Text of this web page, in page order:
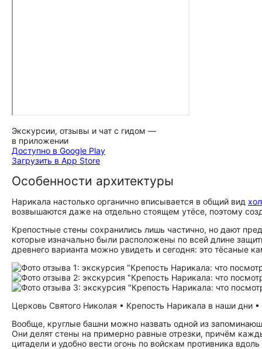
Экскурсии, отзывы и чат с гидом —
в приложении
Доступно в Google Play
Загрузить в App Store
Особенности архитектуры
Нарикала настолько органично вписывается в общий вид
возвышаются даже на отдельно стоящем утёсе, поэтому
Крепостные стены сохранились лишь частично, но дают
которые изначально были расположены по всей длине
древнего варианта можно увидеть и сегодня: это тёсаные
Церковь Святого Николая • Крепость Нарикала в наши дни
Вообще, круглые башни можно назвать одной из
Они делят стены на примерно равные отрезки, причём
цитадели и удобно вести огонь по войскам противника вдоль